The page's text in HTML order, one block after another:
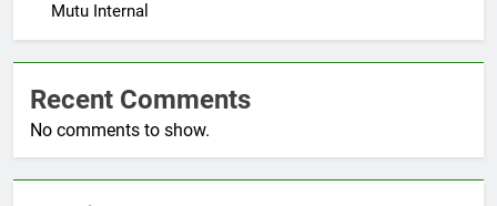
Mutu Internal
Recent Comments
No comments to show.